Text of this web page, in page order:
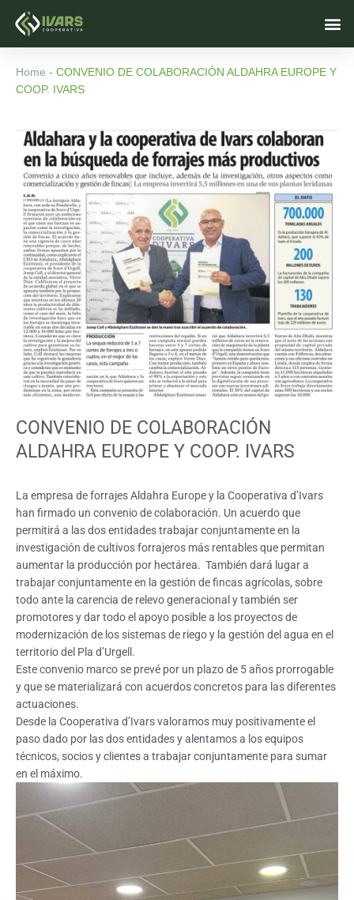
Home - CONVENIO DE COLABORACIÓN ALDAHRA EUROPE Y
COOP. IVARS
CONVENIO DE COLABORACIÓN
ALDAHRA EUROPE Y COOP. IVARS
La empresa de forrajes Aldahra Europe y la Cooperativa d’Ivars
han firmado un convenio de colaboración. Un acuerdo que
permitirá a las dos entidades trabajar conjuntamente en la
investigación de cultivos forrajeros más rentables que permitan
aumentar la producción por hectárea. También dará lugar a
trabajar conjuntamente en la gestión de fincas agrícolas, sobre
todo ante la carencia de relevo generacional y también ser
promotores y dar todo el apoyo posible a los proyectos de
modernización de los sistemas de riego y la gestión del agua en el
territorio del Pla d’Urgell.
Este convenio marco se prevé por un plazo de 5 años prorrogable
y que se materializará con acuerdos concretos para las diferentes
actuaciones.
Desde la Cooperativa d’Ivars valoramos muy positivamente el
paso dado por las dos entidades y alentamos a los equipos
técnicos, socios y clientes a trabajar conjuntamente para sumar
en el máximo.